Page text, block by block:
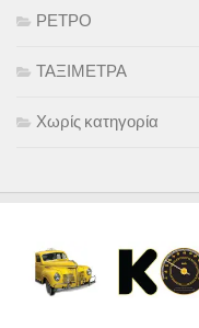
ΡΕΤΡΟ
ΤΑΞΙΜΕΤΡΑ
Χωρίς κατηγορία